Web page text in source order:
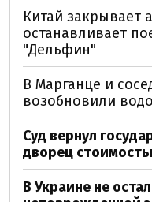
Китай закрывает
останавливает
"Дельфин"
В Марганце и
возобновили
Суд вернул
дворец
В Украине не